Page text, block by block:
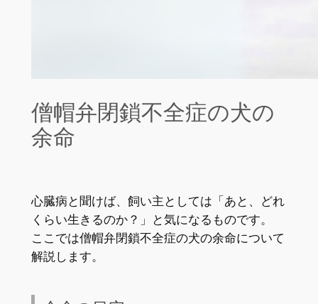
僧帽弁閉鎖不全症の犬の
余命
心臓病と聞けば、飼い主としては「あと、どれ
くらい生きるのか？」と気になるものです。
ここでは僧帽弁閉鎖不全症の犬の余命について
解説します。